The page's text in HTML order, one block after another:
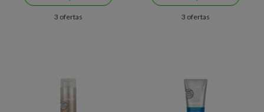
3 ofertas 3 ofertas